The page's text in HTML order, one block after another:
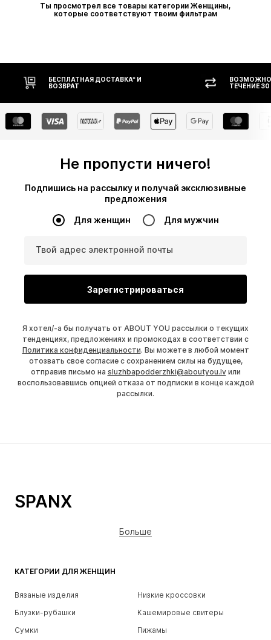
Ты просмотрел все товары категории Женщины,
которые соответствуют твоим фильтрам
ВОЗМОЖНОСТЬ ВОЗВРАТА В
ТЕЧЕНИЕ 30 ДНЕЙ
Не пропусти ничего!
Подпишись на рассылку и получай эксклюзивные
предложения
Для женщин Для мужчин
Твой адрес электронной почты
Зарегистрироваться
Я хотел/-а бы получать от ABOUT YOU рассылки о текущих
тенденциях, предложениях и промокодах в соответствии с
Политика конфиденциальности. Вы можете в любой момент
отозвать свое согласие с сохранением силы на будущее,
отправив письмо на sluzhbapodderzhki@aboutyou.lvили
воспользовавшись опцией отказа от подписки в конце каждой
рассылки.
КАТЕГОРИИ ДЛЯ ЖЕНЩИН
Вязаные изделия
Низкие кроссовки
Блузки-рубашки
Кашемировые свитеры
Сумки
Пижамы
SPANX
Больше